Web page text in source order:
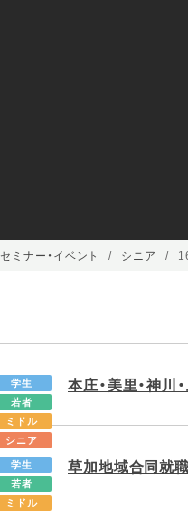
セミナー・イベント シニア
本庄・美里・神
学生
若者
ミドル
シニア
草加地域合同就
学生
若者
ミドル